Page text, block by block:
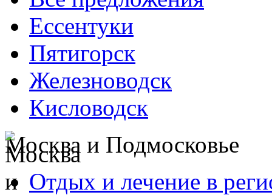
Ессентуки
Пятигорск
Железноводск
Кисловодск
Москва и Подмосковье
Отдых и лечение в